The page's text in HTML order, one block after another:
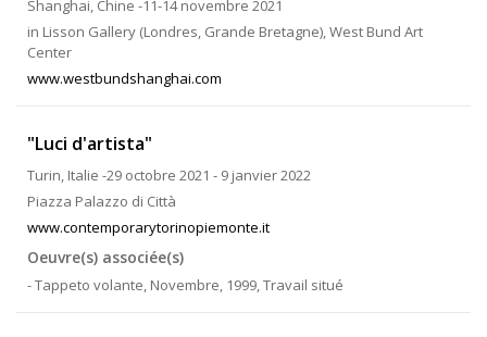
Shanghai, Chine -11-14 novembre 2021
in Lisson Gallery (Londres, Grande Bretagne), West Bund Art
Center
www.westbundshanghai.com
"Luci d'artista"
Turin, Italie -29 octobre 2021 - 9 janvier 2022
Piazza Palazzo di Città
www.contemporarytorinopiemonte.it
Oeuvre(s) associée(s)
- Tappeto volante, Novembre, 1999, Travail situé